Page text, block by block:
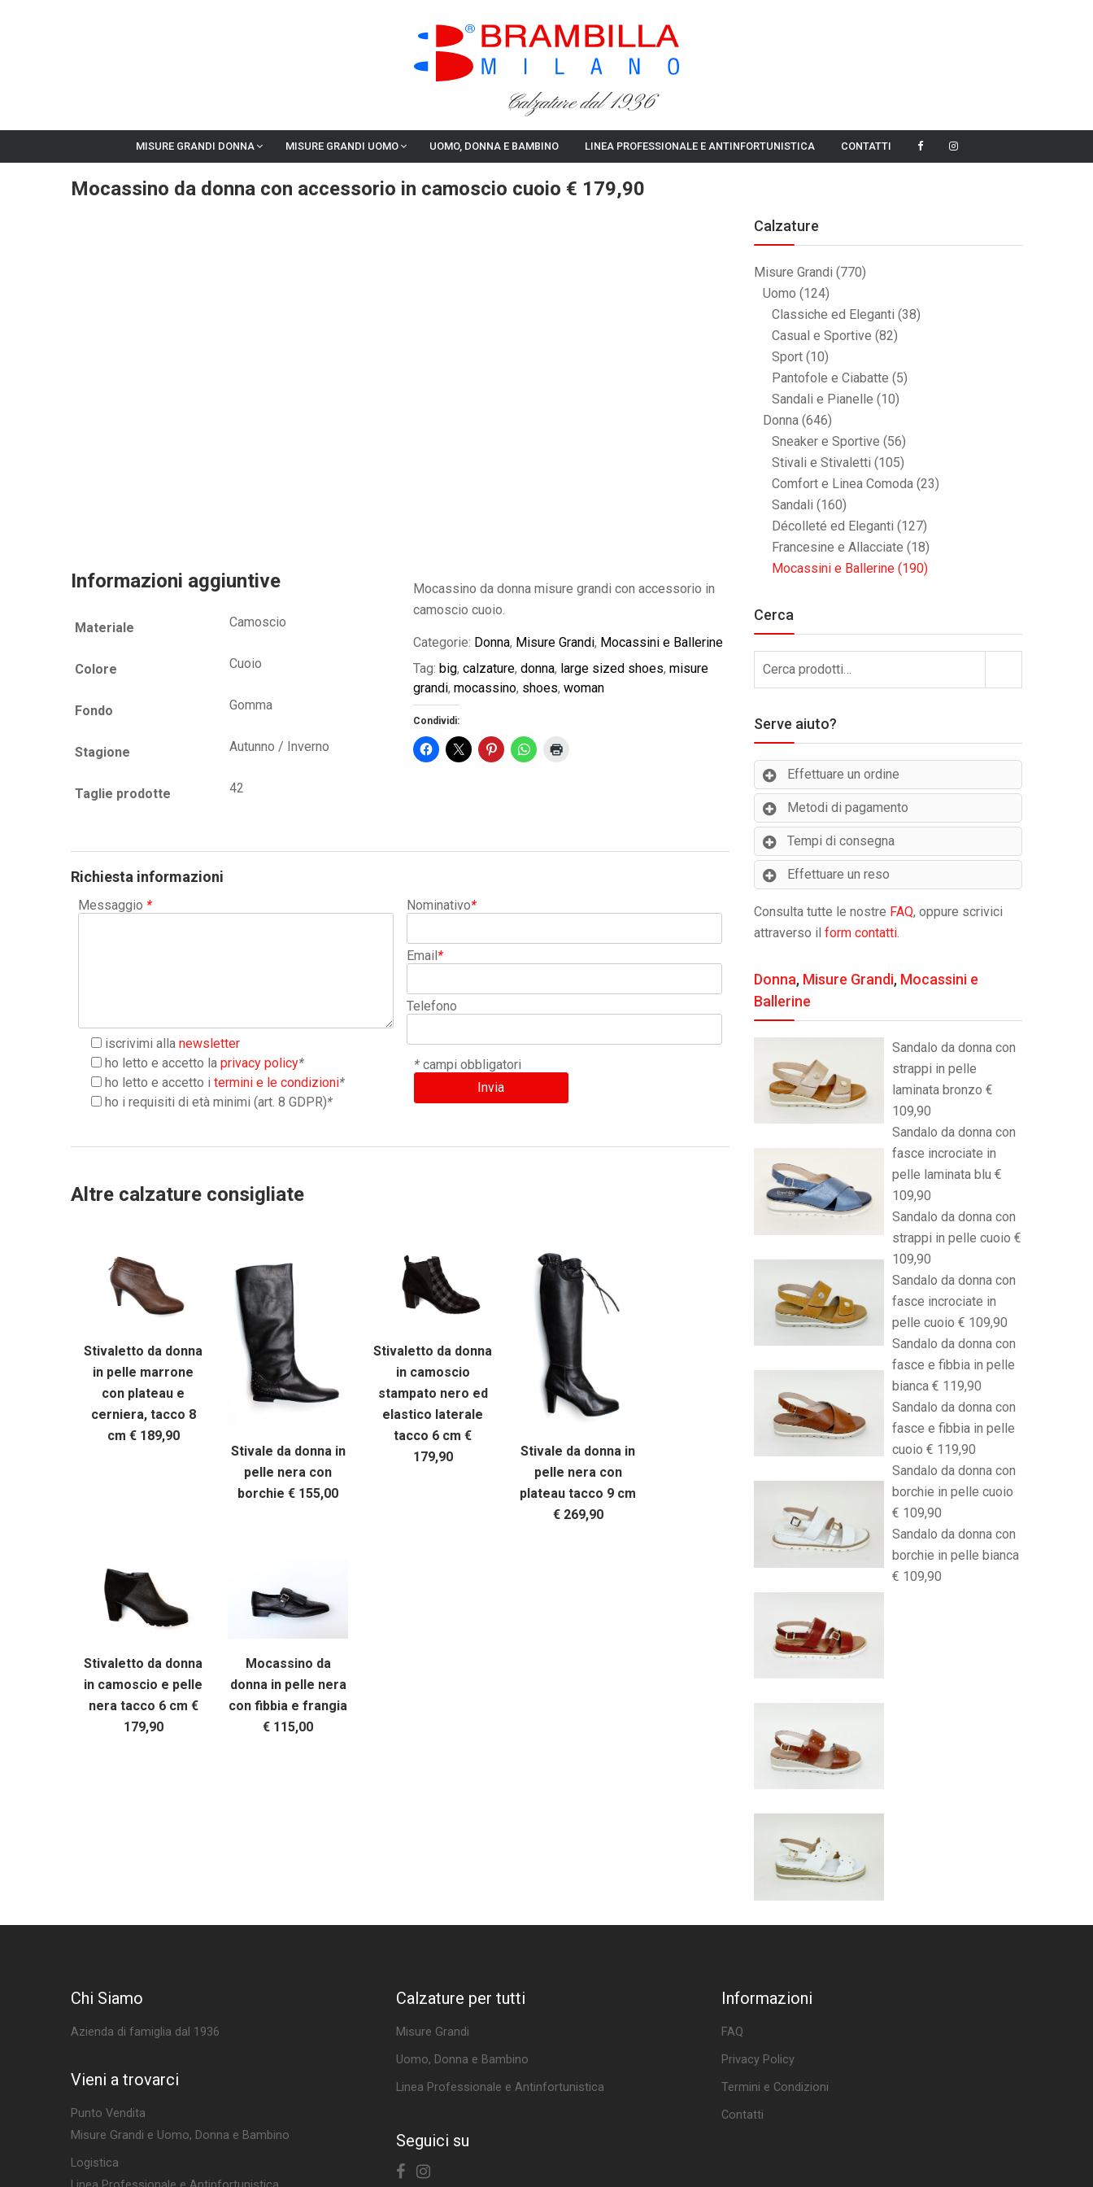
Calzature dal 1936
MISURE GRANDI DONNA MISURE GRANDI UOMO UOMO, DONNA E BAMBINO LINEA PROFESSIONALE E ANTINFORTUNISTICA CONTATTI
Mocassino da donna con accessorio in camoscio cuoio € 179,90
Mocassino da donna misure grandi con accessorio in
camoscio cuoio.
Categorie: Donna, Misure Grandi, Mocassini e Ballerine
Tag:big,calzature,donna, large sized shoes,misure
grandi,mocassino, shoes,woman
Condividi:
Informazioni aggiuntive
Materiale Camoscio
Colore Cuoio
Fondo Gomma
Stagione Autunno / Inverno
Taglie prodotte 42
Richiesta informazioni
Messaggio *
iscrivimi alla newsletter
ho letto e accetto la privacy policy*
ho letto e accetto i termini e le condizioni*
ho i requisiti di età minimi (art. 8 GDPR)*
Nominativo*
Email*
Telefono
*campi obbligatori
Altre calzature consigliate
Stivaletto da donna
in pelle marrone
con plateau e
cerniera, tacco 8
cm € 189,90
Stivale da donna in
pelle nera con
borchie € 155,00
Stivaletto da donna
in camoscio
stampato nero ed
elastico laterale
tacco 6 cm €
179,90
Stivale da donna in
pelle nera con
plateau tacco 9 cm
€ 269,90
Stivaletto da donna
in camoscio e pelle
nera tacco 6 cm €
179,90
Mocassino da
donna in pelle nera
con fibbia e frangia
€ 115,00
Calzature
Misure Grandi (770)
Uomo (124)
Classiche ed Eleganti (38)
Casual e Sportive (82)
Sport (10)
Pantofole e Ciabatte (5)
Sandali e Pianelle (10)
Donna (646)
Sneaker e Sportive (56)
Stivali e Stivaletti (105)
Comfort e Linea Comoda (23)
Sandali (160)
Décolleté ed Eleganti (127)
Francesine e Allacciate (18)
Mocassini e Ballerine (190)
Cerca
Serve aiuto?
Effettuare un ordine
Metodi di pagamento
Tempi di consegna
Effettuare un reso
Consulta tutte le nostre FAQ, oppure scrivici
attraverso il form contatti.
Donna, Misure Grandi, Mocassini e
Ballerine
Sandalo da donna con
strappi in pelle
laminata bronzo €
109,90
Sandalo da donna con
fasce incrociate in
pelle laminata blu €
109,90
Sandalo da donna con
strappi in pelle cuoio €
109,90
Sandalo da donna con
fasce incrociate in
pelle cuoio € 109,90
Sandalo da donna con
fasce e fibbia in pelle
bianca € 119,90
Sandalo da donna con
fasce e fibbia in pelle
cuoio € 119,90
Sandalo da donna con
borchie in pelle cuoio
€ 109,90
Sandalo da donna con
borchie in pelle bianca
€ 109,90
Chi Siamo
Azienda di famiglia dal 1936
Vieni a trovarci
Punto Vendita
Misure Grandi e Uomo, Donna e Bambino
Logistica
Calzature per tutti
Misure Grandi
Uomo, Donna e Bambino
Linea Professionale e Antinfortunistica
Seguici su
Informazioni
FAQ
Privacy Policy
Termini e Condizioni
Contatti